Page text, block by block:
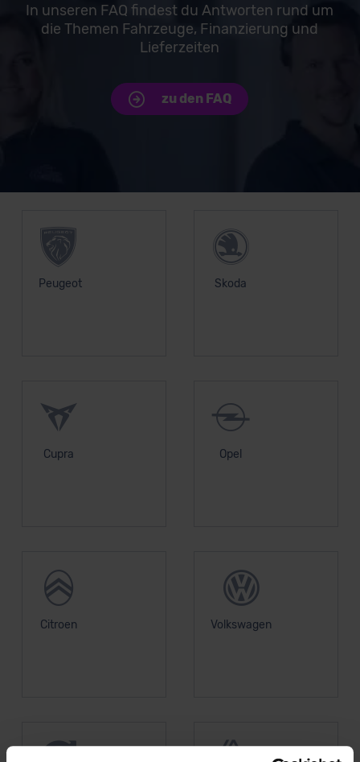
In unseren FAQ findest du Antworten rund um
die Themen Fahrzeuge, Finanzierung und
Lieferzeiten
zu den FAQ
Peugeot Skoda
Cupra Opel
Citroen Volkswagen